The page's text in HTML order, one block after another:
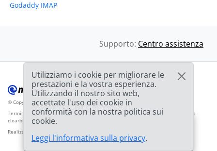
Godaddy IMAP
Supporto: Centro assistenza
© Copyright 2012-2026 Mailbird™Tutti i diritti riservati.
Termini di servizio Informativa sulla privacy Mappa del sito Logo del fornitore da
clearbit.com
Realizzato con
Utilizziamo i cookie per migliorare le
prestazioni e la vostra esperienza.
Utilizzando il nostro sito web,
accettate l'uso dei cookie in
conformità con la nostra politica sui
cookie.
Leggi l'informativa sulla privacy.
🎉OFFERTA: Sconto del
èGRATUITA!